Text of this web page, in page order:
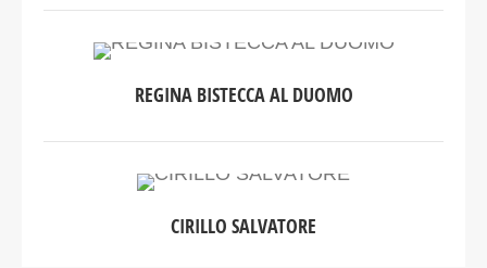
REGINA BISTECCA AL DUOMO
CIRILLO SALVATORE